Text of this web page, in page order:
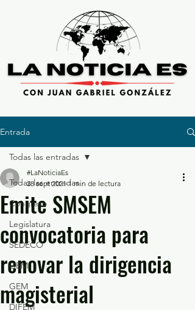
Entrada
Todas las entradas
Congreso
Legislatura
SEDECO
GEM
GEM
DIFEM
Todas las entradas
Emite SMSEM
convocatoria para
renovar la dirigencia
magisterial
#LaNoticiaEs
28 sept 2021 1 min de lectura